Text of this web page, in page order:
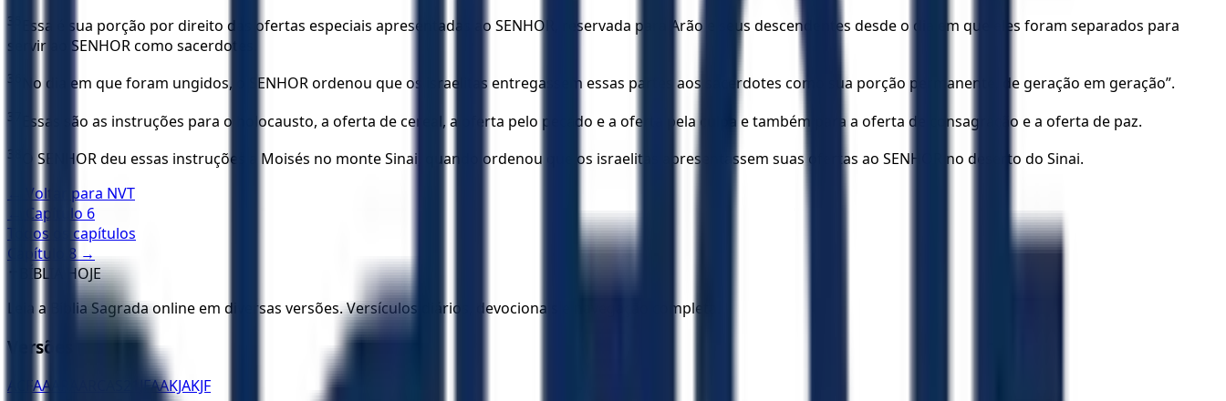
35
Essa é sua porção por direito das ofertas especiais apresentadas ao SENHOR, reservada para Arão e seus descendentes desde o dia em que eles foram separados para
servir ao SENHOR como sacerdotes.
36 No dia em que foram ungidos, o SENHOR ordenou que os israelitas entregassem essas partes aos sacerdotes como sua porção permanente, de geração em geração”.
37 Essas são as instruções para o holocausto, a oferta de cereal, a oferta pelo pecado e a oferta pela culpa e também para a oferta de consagração e a oferta de paz.
38
O SENHOR deu essas instruções a Moisés no monte Sinai, quando ordenou que os israelitas apresentassem suas ofertas ao SENHOR no deserto do Sinai.
← Voltar para NVT
← Capítulo 6
Todos os capítulos
Capítulo
8 →
BÍBLIA HOJE
Leia a Bíblia Sagrada online em diversas versões. Versículos diários, devocionais e navegação completa.
Versões
ACFAA JFAAKJAKJF